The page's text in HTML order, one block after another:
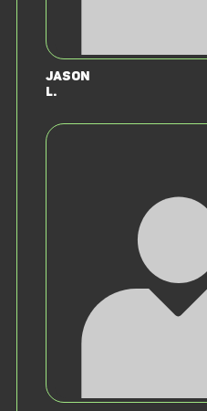
Jason
L.